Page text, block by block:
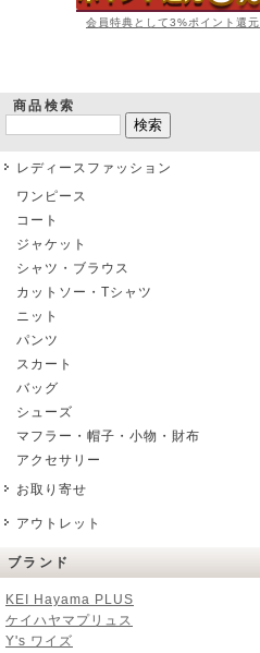
会員特典として3%ポイント還元
商品検索
レディースファッション
ワンピース
コート
ジャケット
シャツ・ブラウス
カットソー・Tシャツ
ニット
パンツ
スカート
バッグ
シューズ
マフラー・帽子・小物・財布
アクセサリー
お取り寄せ
アウトレット
ブランド
KEI Hayama PLUS
ケイハヤマプリュス
Y's ワイズ